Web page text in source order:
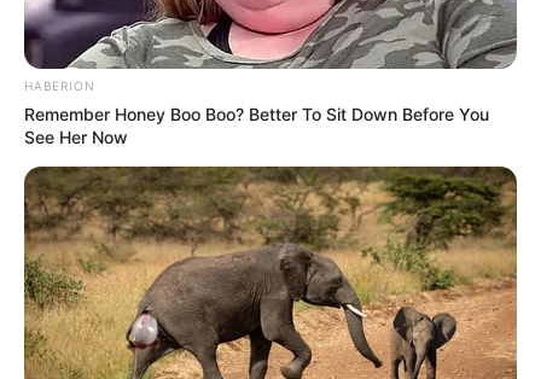
HABERION
Remember Honey Boo Boo? Better To Sit Down Before You
See Her Now